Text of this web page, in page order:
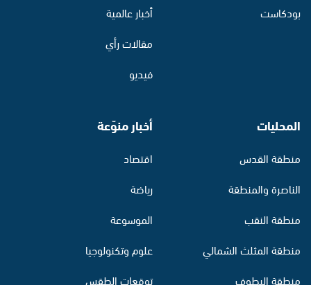
بودكاست
أخبار عالمية
مقالات رأي
فيديو
المحليات
منطقة القدس
الناصرة والمنطقة
منطقة النقب
منطقة المثلث الشمالي
منطقة البطوف
أخبار منوّعة
اقتصاد
رياضة
الموسوعة
علوم وتكنولوجيا
توقعات الطقس